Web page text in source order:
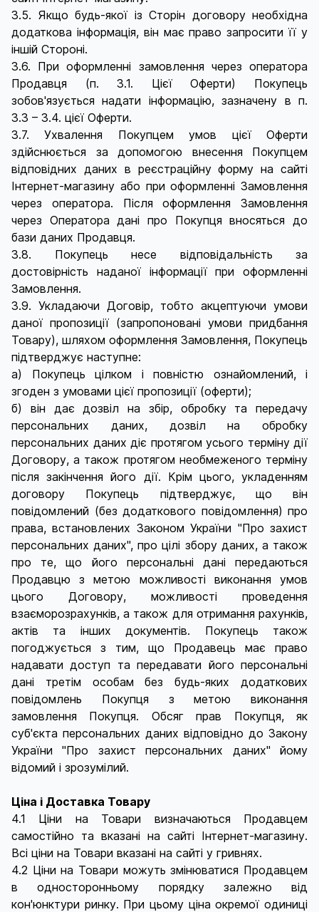
3.5. Якщо будь-якої із Сторін договору необхідна
додаткова інформація, він має право запросити її у
іншій Стороні.
3.6. При оформленні замовлення через оператора
Продавця (п. 3.1. Цієї Оферти) Покупець
зобов'язується надати інформацію, зазначену в п.
3.3 – 3.4. цієї Оферти.
3.7. Ухвалення Покупцем умов цієї Оферти
здійснюється за допомогою внесення Покупцем
відповідних даних в реєстраційну форму на сайті
Інтернет-магазину або при оформленні Замовлення
через оператора. Після оформлення Замовлення
через Оператора дані про Покупця вносяться до
бази даних Продавця.
3.8. Покупець несе відповідальність за
достовірність наданої інформації при оформленні
Замовлення.
3.9. Укладаючи Договір, тобто акцептуючи умови
даної пропозиції (запропоновані умови придбання
Товару), шляхом оформлення Замовлення, Покупець
підтверджує наступне:
а) Покупець цілком і повністю ознайомлений, і
згоден з умовами цієї пропозиції (оферти);
б) він дає дозвіл на збір, обробку та передачу
персональних даних, дозвіл на обробку
персональних даних діє протягом усього терміну дії
Договору, а також протягом необмеженого терміну
після закінчення його дії. Крім цього, укладенням
договору Покупець підтверджує, що він
повідомлений (без додаткового повідомлення) про
права, встановлених Законом України "Про захист
персональних даних", про цілі збору даних, а також
про те, що його персональні дані передаються
Продавцю з метою можливості виконання умов
цього Договору, можливості проведення
взаєморозрахунків, а також для отримання рахунків,
актів та інших документів. Покупець також
погоджується з тим, що Продавець має право
надавати доступ та передавати його персональні
дані третім особам без будь-яких додаткових
повідомлень Покупця з метою виконання
замовлення Покупця. Обсяг прав Покупця, як
суб'єкта персональних даних відповідно до Закону
України "Про захист персональних даних" йому
відомий і зрозумілий.
Ціна і Доставка Товару
4.1 Ціни на Товари визначаються Продавцем
самостійно та вказані на сайті Інтернет-магазину.
Всі ціни на Товари вказані на сайті у гривнях.
4.2 Ціни на Товари можуть змінюватися Продавцем
в односторонньому порядку залежно від
кон'юнктури ринку. При цьому ціна окремої одиниці